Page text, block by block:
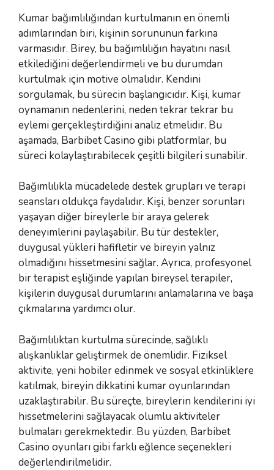
Kumar bağımlılığından kurtulmanın en önemli
adımlarından biri, kişinin sorununun farkına
varmasıdır. Birey, bu bağımlılığın hayatını nasıl
etkilediğini değerlendirmeli ve bu durumdan
kurtulmak için motive olmalıdır. Kendini
sorgulamak, bu sürecin başlangıcıdır. Kişi, kumar
oynamanın nedenlerini, neden tekrar tekrar bu
eylemi gerçekleştirdiğini analiz etmelidir. Bu
aşamada, Barbibet Casino gibi platformlar, bu
süreci kolaylaştırabilecek çeşitli bilgileri sunabilir.
Bağımlılıkla mücadelede destek grupları ve terapi
seansları oldukça faydalıdır. Kişi, benzer sorunları
yaşayan diğer bireylerle bir araya gelerek
deneyimlerini paylaşabilir. Bu tür destekler,
duygusal yükleri hafifletir ve bireyin yalnız
olmadığını hissetmesini sağlar. Ayrıca, profesyonel
bir terapist eşliğinde yapılan bireysel terapiler,
kişilerin duygusal durumlarını anlamalarına ve başa
çıkmalarına yardımcı olur.
Bağımlılıktan kurtulma sürecinde, sağlıklı
alışkanlıklar geliştirmek de önemlidir. Fiziksel
aktivite, yeni hobiler edinmek ve sosyal etkinliklere
katılmak, bireyin dikkatini kumar oyunlarından
uzaklaştırabilir. Bu süreçte, bireylerin kendilerini iyi
hissetmelerini sağlayacak olumlu aktiviteler
bulmaları gerekmektedir. Bu yüzden, Barbibet
Casino oyunları gibi farklı eğlence seçenekleri
değerlendirilmelidir.